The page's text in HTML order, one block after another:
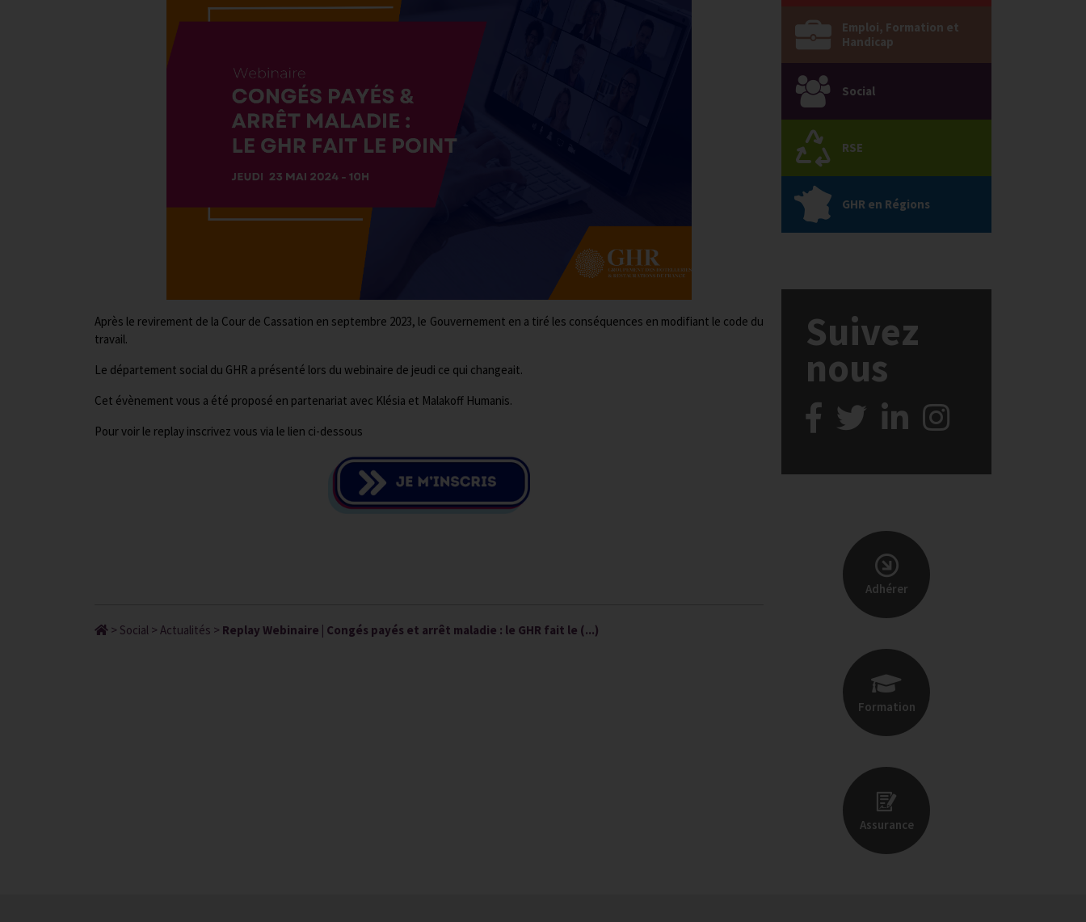
Après le revirement de la Cour de Cassation en septembre 2023, le Gouvernement en a tiré les conséquences en modifiant le code du
travail.
Le département social du GHR a présenté lors du webinaire de jeudi ce qui changeait.
Cet évènement vous a été proposé en partenariat avec Klésia et Malakoff Humanis.
Pour voir le replay inscrivez vous via le lien ci-dessous
> Social > Actualités > Replay Webinaire | Congés payés et arrêt maladie : le GHR fait le (...)
Emploi, Formation et
Handicap
Social
RSE
GHR en Régions
Suivez
nous
Adhérer
Formation
Assurance